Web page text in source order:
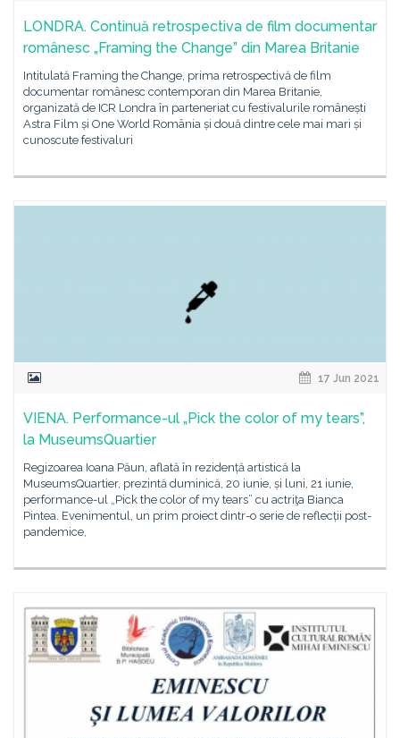
LONDRA. Continuă retrospectiva de film documentar
românesc „Framing the Change” din Marea Britanie
Intitulată Framing the Change, prima retrospectivă de film
documentar românesc contemporan din Marea Britanie,
organizată de ICR Londra în parteneriat cu festivalurile românești
Astra Film și One World România și două dintre cele mai mari și
cunoscute festivaluri
17 Jun 2021
VIENA. Performance-ul „Pick the color of my tears”,
la MuseumsQuartier
Regizoarea Ioana Păun, aflată în rezidență artistică la
MuseumsQuartier, prezintă duminică, 20 iunie, și luni, 21 iunie,
performance-ul „Pick the color of my tears” cu actriţa Bianca
Pintea. Evenimentul, un prim proiect dintr-o serie de reflecții post-
pandemice,